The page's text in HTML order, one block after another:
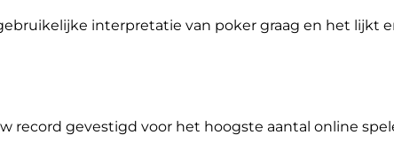
interpretatie van poker graag en het lijkt
record gevestigd voor het hoogste aantal online